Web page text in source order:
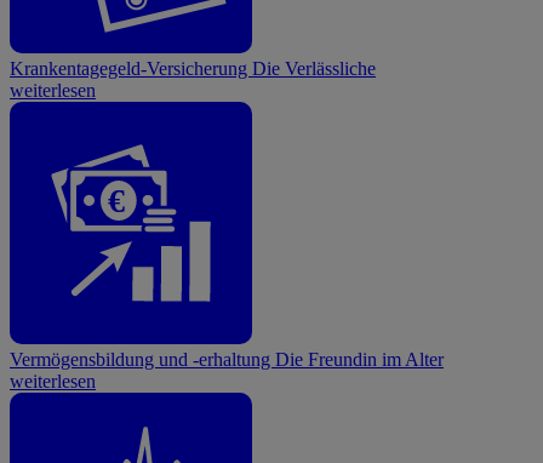
Krankentagegeld-Versicherung Die Verlässliche
weiterlesen
€
Vermögensbildung und -erhaltung Die Freundin im Alter
weiterlesen